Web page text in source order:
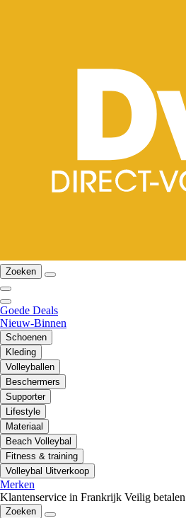
Zoeken
Goede Deals
Nieuw-Binnen
Schoenen
Kleding
Volleyballen
Beschermers
Supporter
Lifestyle
Materiaal
Beach Volleybal
Fitness & training
Volleybal Uitverkoop
Merken
Klantenservice in Frankrijk Veilig betalen
Zoeken